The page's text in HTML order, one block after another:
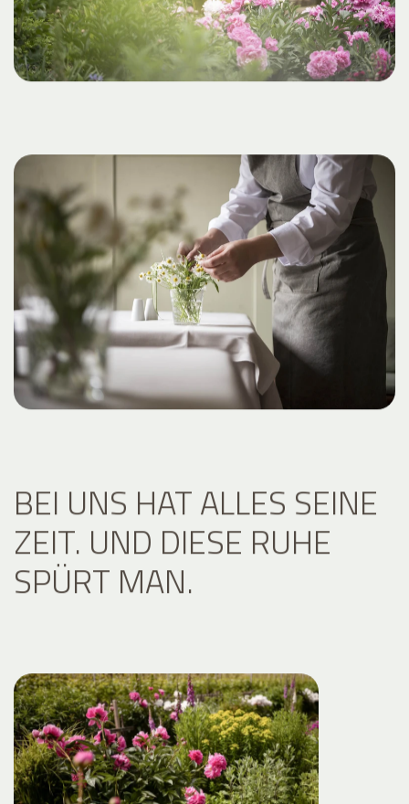
BEI UNS HAT ALLES SEINE
ZEIT. UND DIESE RUHE
SPÜRT MAN.